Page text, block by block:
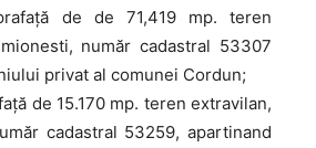
de de 71,419 mp. teren
număr cadastral 53307
privat al comunei Cordun;
de 15.170 mp. teren extravilan,
cadastral 53259, apartinand